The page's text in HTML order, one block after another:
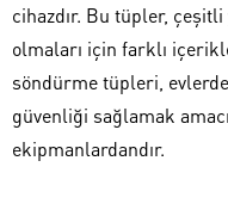
cihazdır. Bu tüpler,
olmaları için farklı
söndürme tüpleri,
güvenliği sağlamak
ekipmanlardandır.